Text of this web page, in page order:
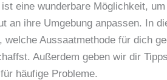
eine wunderbare Möglichkeit,
an ihre Umgebung anpassen. In
Aussaatmethode für dich
Außerdem geben wir dir
häufige Probleme.